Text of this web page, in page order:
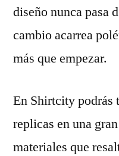
diseño nunca pasa
cambio acarrea
más que empezar.
En Shirtcity podrás
replicas en una
materiales que